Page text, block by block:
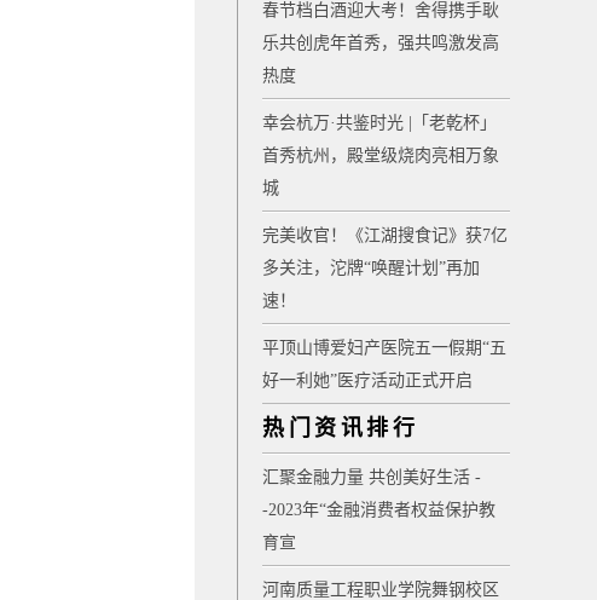
春节档白酒迎大考！舍得携手耿
乐共创虎年首秀，强共鸣激发高
热度
幸会杭万·共鉴时光 |「老乾杯」
首秀杭州，殿堂级烧肉亮相万象
城
完美收官！《江湖搜食记》获7亿
多关注，沱牌“唤醒计划”再加
速！
平顶山博爱妇产医院五一假期“五
好一利她”医疗活动正式开启
热门资讯排行
汇聚金融力量 共创美好生活 -
-2023年“金融消费者权益保护教
育宣
河南质量工程职业学院舞钢校区